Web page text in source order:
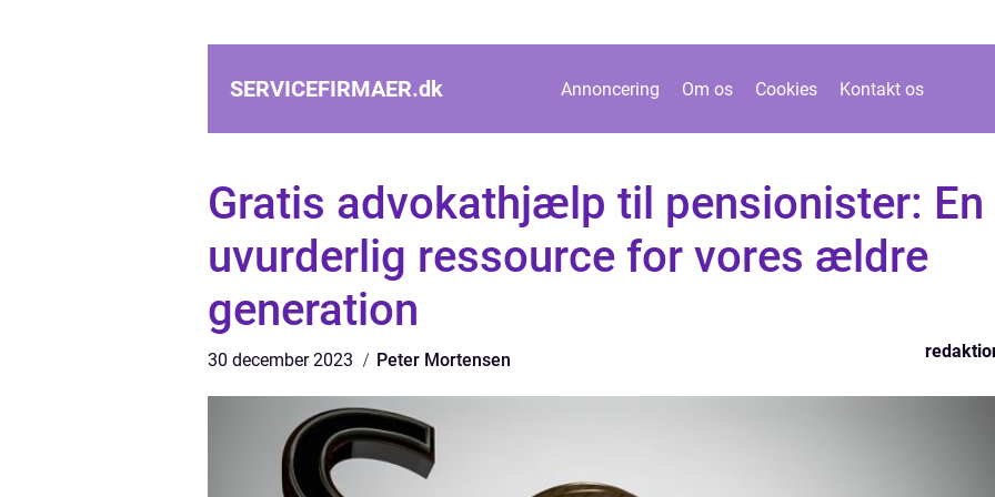
SERVICEFIRMAER.dk Annoncering Om os Cookies Kontakt os
Gratis advokathjælp til pensionister: En
uvurderlig ressource for vores ældre
generation
30 december 2023 Peter Mortensen